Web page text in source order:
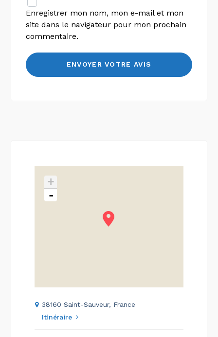
Enregistrer mon nom, mon e-mail et mon
site dans le navigateur pour mon prochain
commentaire.
+
-
38160 Saint-Sauveur, France
Itinéraire